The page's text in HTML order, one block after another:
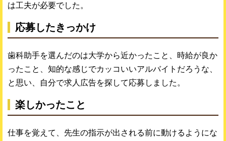
は工夫が必要でした。
応募したきっかけ
歯科助手を選んだのは大学から近かったこと、時給が良か
ったこと、知的な感じでカッコいいアルバイトだろうな、
と思い、自分で求人広告を探して応募しました。
楽しかったこと
仕事を覚えて、先生の指示が出される前に動けるようにな